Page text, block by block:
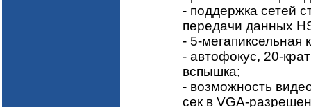
- поддержка сетей
передачи данных
- 5-мегапиксельная
- автофокус, 20-
вспышка;
- возможность
сек в VGA-